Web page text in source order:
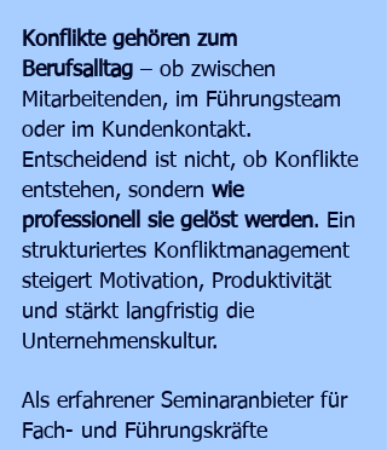
Konflikte gehören zum
Berufsalltag – ob zwischen
Mitarbeitenden, im Führungsteam
oder im Kundenkontakt.
Entscheidend ist nicht, ob Konflikte
entstehen, sondern wie
professionell sie gelöst werden. Ein
strukturiertes Konfliktmanagement
steigert Motivation, Produktivität
und stärkt langfristig die
Unternehmenskultur.
Als erfahrener Seminaranbieter für
Fach- und Führungskräfte